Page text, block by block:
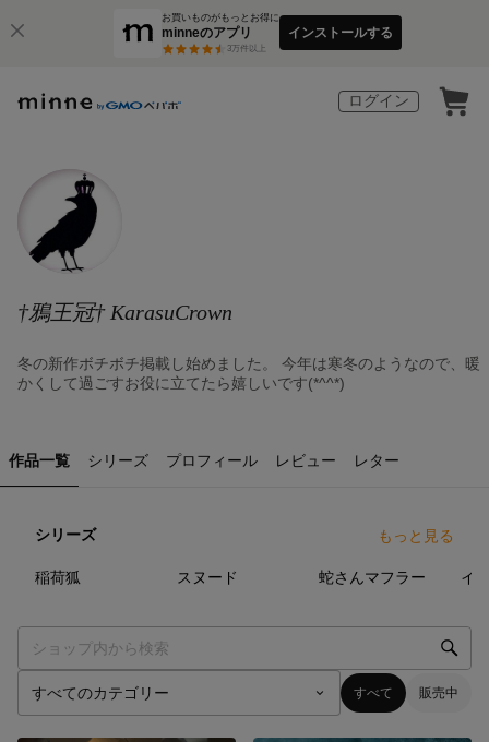
お買いものがもっとお得に
minneのアプリ
3万件以上
インストールする
ログイン
†鴉王冠† KarasuCrown
冬の新作ボチボチ掲載し始めました。 今年は寒冬のようなので、暖
かくして過ごすお役に立てたら嬉しいです(*^^*)
作品一覧 シリーズ プロフィール レビュー レター
シリーズ もっと見る
稲荷狐 スヌード 蛇さんマフラー イ
すべて 販売中